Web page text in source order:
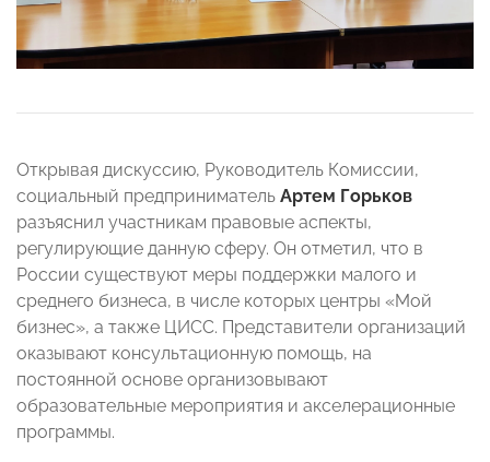
Открывая дискуссию, Руководитель Комиссии,
социальный предприниматель Артем Горьков
разъяснил участникам правовые аспекты,
регулирующие данную сферу. Он отметил, что в
России существуют меры поддержки малого и
среднего бизнеса, в числе которых центры «Мой
бизнес», а также ЦИСС. Представители организаций
оказывают консультационную помощь, на
постоянной основе организовывают
образовательные мероприятия и акселерационные
программы.